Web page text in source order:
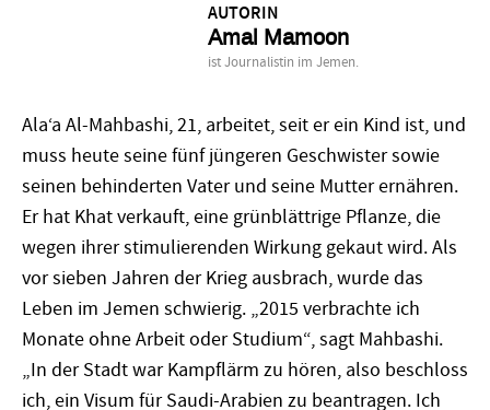
AUTORIN
Amal Mamoon
ist Journalistin im Jemen.
Ala‘a Al-Mahbashi, 21, arbeitet, seit er ein Kind ist, und
muss heute seine fünf jüngeren Geschwister sowie
seinen behinderten Vater und seine Mutter ernähren.
Er hat Khat verkauft, eine grünblättrige Pflanze, die
wegen ihrer stimulierenden Wirkung gekaut wird. Als
vor sieben Jahren der Krieg ausbrach, wurde das
Leben im Jemen schwierig. „2015 verbrachte ich
Monate ohne Arbeit oder Studium“, sagt Mahbashi.
„In der Stadt war Kampflärm zu hören, also beschloss
ich, ein Visum für Saudi-Arabien zu beantragen. Ich